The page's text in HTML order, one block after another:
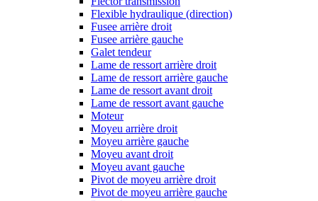
Flexible hydraulique (direction)
Fusee arrière droit
Fusee arrière gauche
Galet tendeur
Lame de ressort arrière droit
Lame de ressort arrière gauche
Lame de ressort avant droit
Lame de ressort avant gauche
Moteur
Moyeu arrière droit
Moyeu arrière gauche
Moyeu avant droit
Moyeu avant gauche
Pivot de moyeu arrière droit
Pivot de moyeu arrière gauche